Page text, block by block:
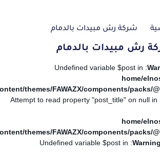
شركة رش مبيدات بالدمام
رش مبيدات بالدمام
: Undefined variable $post in
/home/
themes/FAWAZX/components/packs/
/home/
themes/FAWAZX/components/packs/
Warning
: Undefined variable $post in